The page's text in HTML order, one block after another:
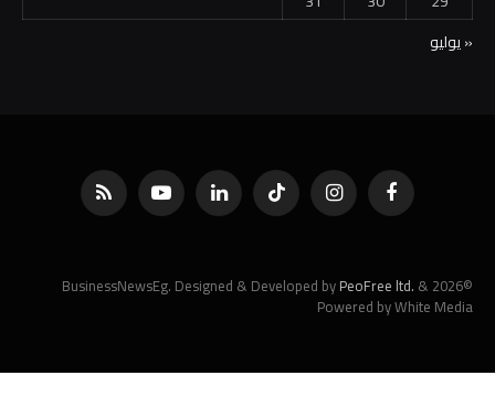
« يوليو
فيسبوك الانستغرامتيكتوك لينكدإن يوتيوب RSS
©2026 BusinessNewsEg. Designed & Developed by
PeoFree ltd. &
Powered by White Media